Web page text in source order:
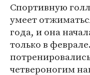
Спортивную
умеет
года, и она
только в
четвероногим